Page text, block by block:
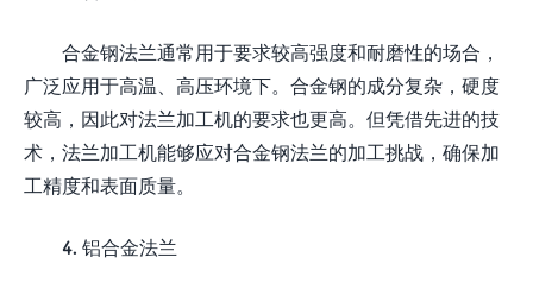
合金钢法兰通常用于要求较高强度和耐磨性的场合，
广泛应用于高温、高压环境下。合金钢的成分复杂，硬度
较高，因此对法兰加工机的要求也更高。但凭借先进的技
术，法兰加工机能够应对合金钢法兰的加工挑战，确保加
工精度和表面质量。
4. 铝合金法兰